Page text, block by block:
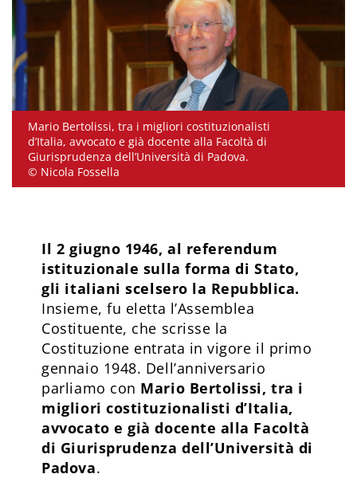
Mario Bertolissi, tra i migliori costituzionalisti
d’Italia, avvocato e già docente alla Facoltà di
Giurisprudenza dell’Università di Padova.
© Nicola Fossella
Il 2 giugno 1946, al referendum
istituzionale sulla forma di Stato,
gli italiani scelsero la Repubblica.
Insieme, fu eletta l’Assemblea
Costituente, che scrisse la
Costituzione entrata in vigore il primo
gennaio 1948. Dell’anniversario
parliamo con Mario Bertolissi, tra i
migliori costituzionalisti d’Italia,
avvocato e già docente alla Facoltà
di Giurisprudenza dell’Università di
Padova.